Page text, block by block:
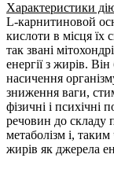
Характеристики
L-карнитиновой
кислоти в місця їх
так звані
енергії з жирів.
насичення
зниження ваги,
фізичні і психічні
речовин до складу
метаболізм і,
жирів як джерела